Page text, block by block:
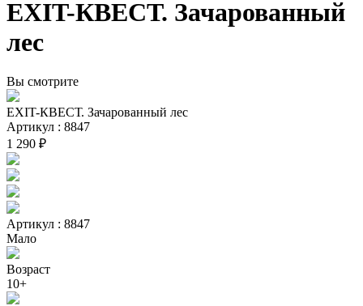
EXIT-КВЕСТ. Зачарованный
лес
Вы смотрите
EXIT-КВЕСТ. Зачарованный лес
Артикул : 8847
1 290 ₽
Артикул : 8847
Мало
Возраст
10+